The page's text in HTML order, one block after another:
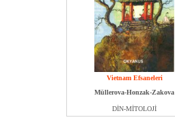
Vietnam Efsaneleri
Müllerova-Honzak-Zakova
DİN-MİTOLOJİ